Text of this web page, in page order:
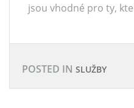
jsou vhodné pro ty,
POSTED IN SLUŽBY